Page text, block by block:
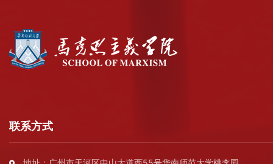
联系方式